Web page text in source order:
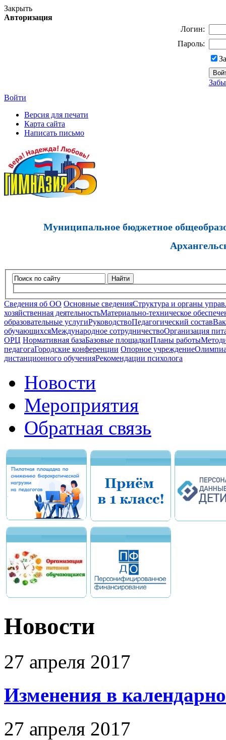
Закрыть
Авторизация
Логин:
Пароль:
Войти
Версия для печати
Карта сайта
Написать письмо
Муниципальное бюджетное
Найти
Сведения об ОО Основные сведенияСтруктура и органы
хозяйственная деятельностьМатериально-техническое
образовательные услугиРуководствоПедагогический состав
обучающихсяМеждународное сотрудничествоОрганизация
ОРЦ Нормативная базаБазовые площадкиПланы работы
педагогаГородские конференции Опорное учреждение
дистанционного обученияРекомендации психолога
Новости
Мероприятия
Обратная связь
Новости
27 апреля 2017
Изменения в
27 апреля 2017